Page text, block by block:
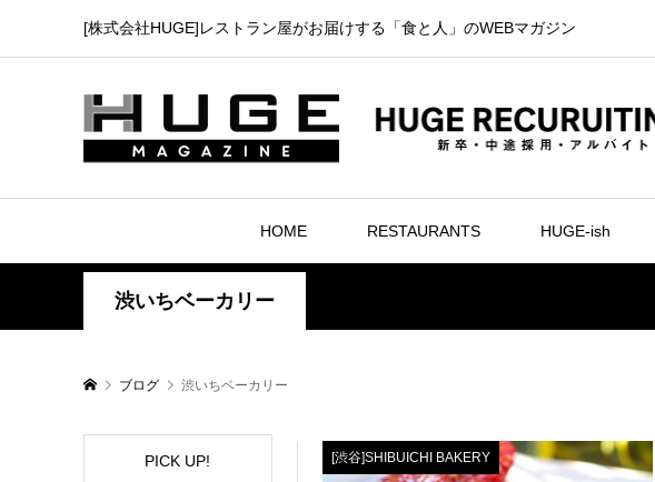
[株式会社HUGE]レストラン屋がお届けする「食と人」のWEBマガジン
HOME RESTAURANTS HUGE-ish
渋いちベーカリー
ブログ 渋いちベーカリー
[渋谷]SHIBUICHI BAKERY
PICK UP!